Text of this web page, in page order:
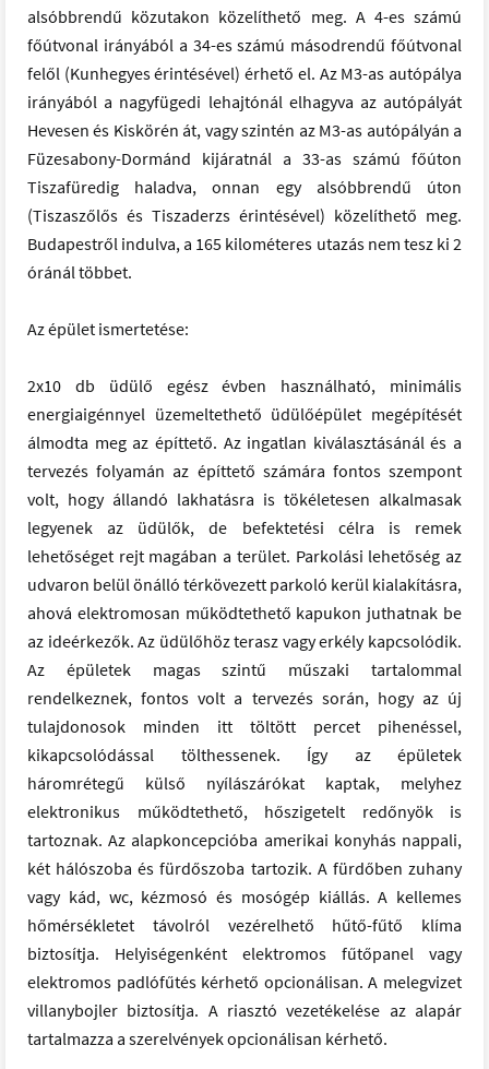
alsóbbrendű közutakon közelíthető meg. A 4-es számú
főútvonal irányából a 34-es számú másodrendű főútvonal
felől (Kunhegyes érintésével) érhető el. Az M3-as autópálya
irányából a nagyfügedi lehajtónál elhagyva az autópályát
Hevesen és Kiskörén át, vagy szintén az M3-as autópályán a
Füzesabony-Dormánd kijáratnál a 33-as számú főúton
Tiszafüredig haladva, onnan egy alsóbbrendű úton
(Tiszaszőlős és Tiszaderzs érintésével) közelíthető meg.
Budapestről indulva, a 165 kilométeres utazás nem tesz ki 2
óránál többet.
Az épület ismertetése:
2x10 db üdülő egész évben használható, minimális
energiaigénnyel üzemeltethető üdülőépület megépítését
álmodta meg az építtető. Az ingatlan kiválasztásánál és a
tervezés folyamán az építtető számára fontos szempont
volt, hogy állandó lakhatásra is tökéletesen alkalmasak
legyenek az üdülők, de befektetési célra is remek
lehetőséget rejt magában a terület. Parkolási lehetőség az
udvaron belül önálló térkövezett parkoló kerül kialakításra,
ahová elektromosan működtethető kapukon juthatnak be
az ideérkezők. Az üdülőhöz terasz vagy erkély kapcsolódik.
Az épületek magas szintű műszaki tartalommal
rendelkeznek, fontos volt a tervezés során, hogy az új
tulajdonosok minden itt töltött percet pihenéssel,
kikapcsolódással tölthessenek. Így az épületek
háromrétegű külső nyílászárókat kaptak, melyhez
elektronikus működtethető, hőszigetelt redőnyök is
tartoznak. Az alapkoncepcióba amerikai konyhás nappali,
két hálószoba és fürdőszoba tartozik. A fürdőben zuhany
vagy kád, wc, kézmosó és mosógép kiállás. A kellemes
hőmérsékletet távolról vezérelhető hűtő-fűtő klíma
biztosítja. Helyiségenként elektromos fűtőpanel vagy
elektromos padlófűtés kérhető opcionálisan. A melegvizet
villanybojler biztosítja. A riasztó vezetékelése az alapár
tartalmazza a szerelvények opcionálisan kérhető.